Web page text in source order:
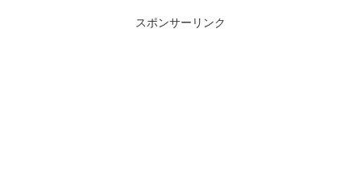
スポンサーリンク